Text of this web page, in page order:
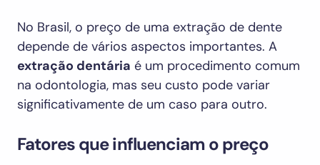
No Brasil, o preço de uma extração de dente
depende de vários aspectos importantes. A
extração dentária é um procedimento comum
na odontologia, mas seu custo pode variar
significativamente de um caso para outro.
Fatores que influenciam o preço